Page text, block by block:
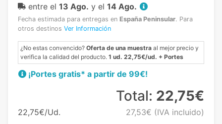
entre el 13 Ago. y el 14 Ago.
Fecha estimada para entregas en España Peninsular. Para
otros destinos Ver Información
¿No estas convencido? Oferta de una muestra al mejor precio y
verifica la calidad del producto. 1 ud. 22,75€/ud. + Portes
¡Portes gratis* a partir de 99€!
22,75€/Ud.
Total: 22,75€
27,53€ (IVA incluido)